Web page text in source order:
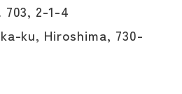
2-1-4
ku, Hiroshima, 730-